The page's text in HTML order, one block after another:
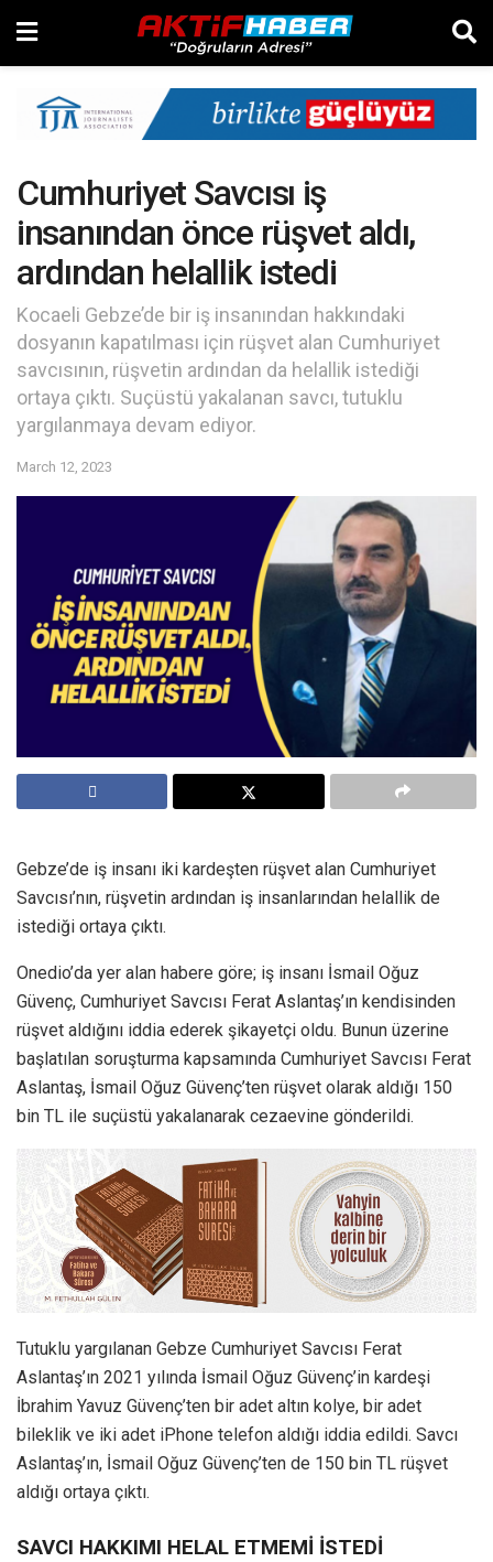
Cumhuriyet Savcısı iş
insanından önce rüşvet aldı,
ardından helallik istedi
Kocaeli Gebze’de bir iş insanından hakkındaki
dosyanın kapatılması için rüşvet alan Cumhuriyet
savcısının, rüşvetin ardından da helallik istediği
ortaya çıktı. Suçüstü yakalanan savcı, tutuklu
yargılanmaya devam ediyor.
March 12, 2023
Gebze’de iş insanı iki kardeşten rüşvet alan Cumhuriyet
Savcısı’nın, rüşvetin ardından iş insanlarından helallik de
istediği ortaya çıktı.
Onedio’da yer alan habere göre; iş insanı İsmail Oğuz
Güvenç, Cumhuriyet Savcısı Ferat Aslantaş’ın kendisinden
rüşvet aldığını iddia ederek şikayetçi oldu. Bunun üzerine
başlatılan soruşturma kapsamında Cumhuriyet Savcısı Ferat
Aslantaş, İsmail Oğuz Güvenç’ten rüşvet olarak aldığı 150
bin TL ile suçüstü yakalanarak cezaevine gönderildi.
Tutuklu yargılanan Gebze Cumhuriyet Savcısı Ferat
Aslantaş’ın 2021 yılında İsmail Oğuz Güvenç’in kardeşi
İbrahim Yavuz Güvenç’ten bir adet altın kolye, bir adet
bileklik ve iki adet iPhone telefon aldığı iddia edildi. Savcı
Aslantaş’ın, İsmail Oğuz Güvenç’ten de 150 bin TL rüşvet
aldığı ortaya çıktı.
SAVCI HAKKIMI HELAL ETMEMİ İSTEDİ